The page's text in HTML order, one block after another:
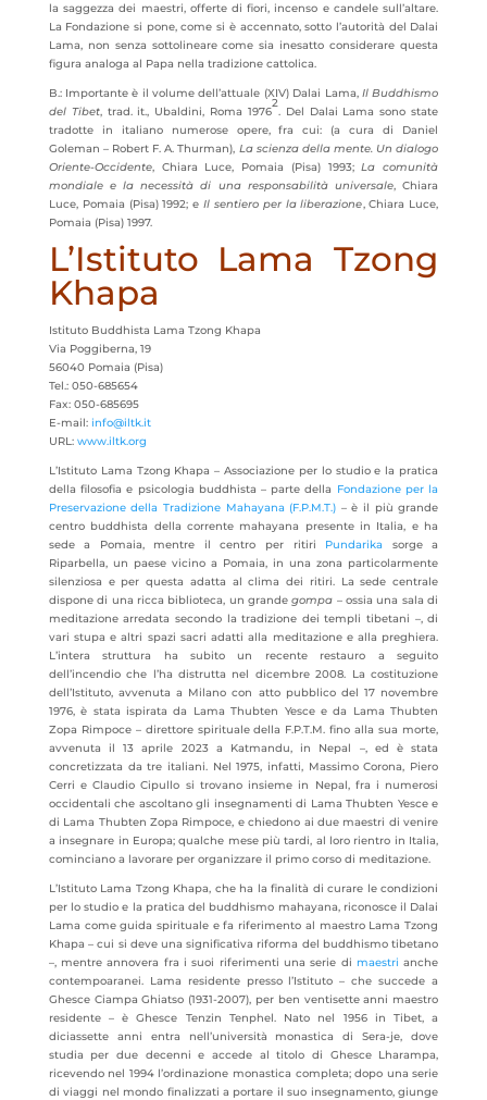
la saggezza dei maestri, offerte di fiori, incenso e candele sull’altare.
La Fondazione si pone, come si è accennato, sotto l’autorità del Dalai
Lama, non senza sottolineare come sia inesatto considerare questa
figura analoga al Papa nella tradizione cattolica.
B.: Importante è il volume dell’attuale (XIV) Dalai Lama, Il Buddhismo
del Tibet, trad. it., Ubaldini, Roma 1976
2
. Del Dalai Lama sono state
tradotte in italiano numerose opere, fra cui: (a cura di Daniel
Goleman – Robert F. A. Thurman), La scienza della mente. Un dialogo
Oriente-Occidente, Chiara Luce, Pomaia (Pisa) 1993;La comunità
mondiale e la necessità di una responsabilità universale, Chiara
Luce, Pomaia (Pisa) 1992; eIl sentiero per la liberazione, Chiara Luce,
Pomaia (Pisa) 1997.
L’Istituto Lama Tzong
Khapa
Istituto Buddhista Lama Tzong Khapa
Via Poggiberna, 19
56040 Pomaia (Pisa)
Tel.: 050-685654
Fax: 050-685695
E-mail: info@iltk.it
URL: www.iltk.org
L’Istituto Lama Tzong Khapa – Associazione per lo studio e la pratica
della filosofia e psicologia buddhista – parte della Fondazione per la
Preservazione della Tradizione Mahayana (F.P.M.T.) – è il più grande
centro buddhista della corrente mahayana presente in Italia, e ha
sede a Pomaia, mentre il centro per ritiri Pundarika sorge a
Riparbella, un paese vicino a Pomaia, in una zona particolarmente
silenziosa e per questa adatta al clima dei ritiri. La sede centrale
dispone di una ricca biblioteca, un grandegompa – ossia una sala di
meditazione arredata secondo la tradizione dei templi tibetani –, di
vari stupa e altri spazi sacri adatti alla meditazione e alla preghiera.
L’intera struttura ha subito un recente restauro a seguito
dell’incendio che l’ha distrutta nel dicembre 2008. La costituzione
dell’Istituto, avvenuta a Milano con atto pubblico del 17 novembre
1976, è stata ispirata da Lama Thubten Yesce e da Lama Thubten
Zopa Rimpoce – direttore spirituale della F.P.T.M. fino alla sua morte,
avvenuta il 13 aprile 2023 a Katmandu, in Nepal –, ed è stata
concretizzata da tre italiani. Nel 1975, infatti, Massimo Corona, Piero
Cerri e Claudio Cipullo si trovano insieme in Nepal, fra i numerosi
occidentali che ascoltano gli insegnamenti di Lama Thubten Yesce e
di Lama Thubten Zopa Rimpoce, e chiedono ai due maestri di venire
a insegnare in Europa; qualche mese più tardi, al loro rientro in Italia,
cominciano a lavorare per organizzare il primo corso di meditazione.
L’Istituto Lama Tzong Khapa, che ha la finalità di curare le condizioni
per lo studio e la pratica del buddhismo mahayana, riconosce il Dalai
Lama come guida spirituale e fa riferimento al maestro Lama Tzong
Khapa – cui si deve una significativa riforma del buddhismo tibetano
–, mentre annovera fra i suoi riferimenti una serie di maestri anche
contempoaranei. Lama residente presso l’Istituto – che succede a
Ghesce Ciampa Ghiatso (1931-2007), per ben ventisette anni maestro
residente – è Ghesce Tenzin Tenphel. Nato nel 1956 in Tibet, a
diciassette anni entra nell’università monastica di Sera-je, dove
studia per due decenni e accede al titolo di Ghesce Lharampa,
ricevendo nel 1994 l’ordinazione monastica completa; dopo una serie
di viaggi nel mondo finalizzati a portare il suo insegnamento, giunge